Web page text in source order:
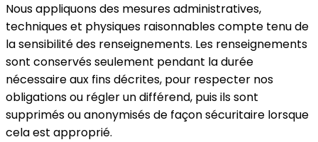
Nous appliquons des mesures administratives,
techniques et physiques raisonnables compte tenu de
la sensibilité des renseignements. Les renseignements
sont conservés seulement pendant la durée
nécessaire aux fins décrites, pour respecter nos
obligations ou régler un différend, puis ils sont
supprimés ou anonymisés de façon sécuritaire lorsque
cela est approprié.